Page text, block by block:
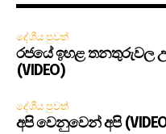
දේශීය පුවත්
රජයේ ඉහළ තනතුරුවල
(VIDEO)
දේශීය පුවත්
අපි වෙනුවෙන් අපි